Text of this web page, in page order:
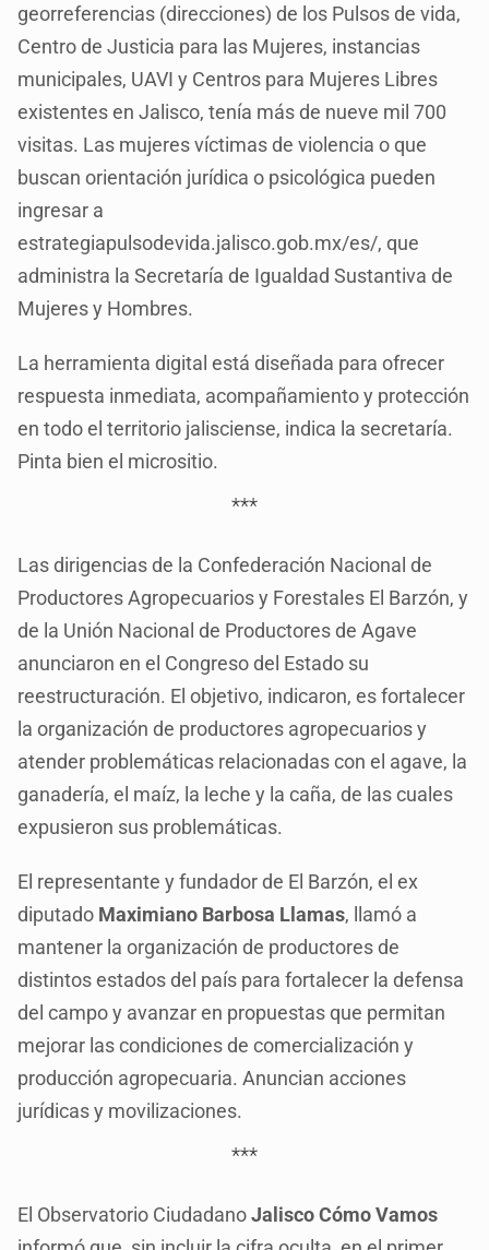
georreferencias (direcciones) de los Pulsos de vida,
Centro de Justicia para las Mujeres, instancias
municipales, UAVI y Centros para Mujeres Libres
existentes en Jalisco, tenía más de nueve mil 700
visitas. Las mujeres víctimas de violencia o que
buscan orientación jurídica o psicológica pueden
ingresar a
estrategiapulsodevida.jalisco.gob.mx/es/, que
administra la Secretaría de Igualdad Sustantiva de
Mujeres y Hombres.
La herramienta digital está diseñada para ofrecer
respuesta inmediata, acompañamiento y protección
en todo el territorio jalisciense, indica la secretaría.
Pinta bien el micrositio.
***
Las dirigencias de la Confederación Nacional de
Productores Agropecuarios y Forestales El Barzón, y
de la Unión Nacional de Productores de Agave
anunciaron en el Congreso del Estado su
reestructuración. El objetivo, indicaron, es fortalecer
la organización de productores agropecuarios y
atender problemáticas relacionadas con el agave, la
ganadería, el maíz, la leche y la caña, de las cuales
expusieron sus problemáticas.
El representante y fundador de El Barzón, el ex
diputado Maximiano Barbosa Llamas, llamó a
mantener la organización de productores de
distintos estados del país para fortalecer la defensa
del campo y avanzar en propuestas que permitan
mejorar las condiciones de comercialización y
producción agropecuaria. Anuncian acciones
jurídicas y movilizaciones.
***
El Observatorio CiudadanoJalisco Cómo Vamos